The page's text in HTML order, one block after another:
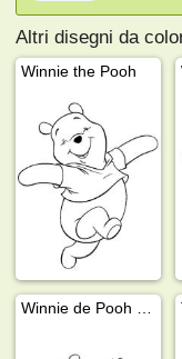
Altri disegni da
Winnie the Pooh